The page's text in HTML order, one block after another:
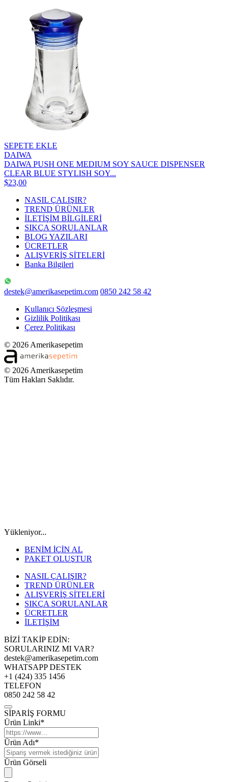
SEPETE EKLE
DAIWA
DAIWA PUSH ONE MEDIUM SOY SAUCE DISPENSER
CLEAR BLUE STYLISH SOY...
$23,00
NASIL ÇALIŞIR?
TREND ÜRÜNLER
İLETİŞİM BİLGİLERİ
SIKÇA SORULANLAR
BLOG YAZILARI
ÜCRETLER
ALIŞVERİŞ SİTELERİ
Banka Bilgileri
destek@amerikasepetim.com 0850 242 58 42
Kullanıcı Sözleşmesi
Gizlilik Politikası
Çerez Politikası
© 2026 Amerikasepetim
© 2026 Amerikasepetim
Tüm Hakları Saklıdır.
Yükleniyor...
BENİM İÇİN AL
PAKET OLUŞTUR
NASIL ÇALIŞIR?
TREND ÜRÜNLER
ALIŞVERİŞ SİTELERİ
SIKÇA SORULANLAR
ÜCRETLER
İLETİŞİM
BİZİ TAKİP EDİN:
SORULARINIZ MI VAR?
destek@amerikasepetim.com
WHATSAPP DESTEK
+1 (424) 335 1456
TELEFON
0850 242 58 42
SİPARİŞ FORMU
Ürün Linki*
Ürün Adı*
Ürün Görseli